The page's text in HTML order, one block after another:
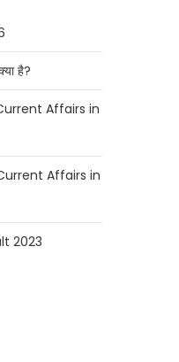
है?
Affairs in
Affairs in
2023